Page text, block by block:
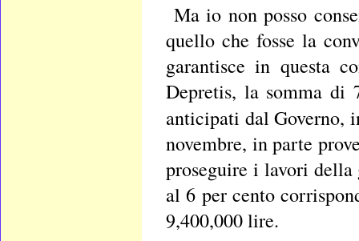
Ma io non posso
quello che fosse la
garantisce in questa
Depretis, la somma
anticipati dal Governo,
novembre, in parte
proseguire i lavori
al 6 per cento
9,400,000 lire.